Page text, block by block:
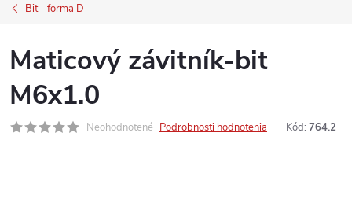
Bit - forma D
Maticový závitník-bit
M6x1.0
Neohodnotené Podrobnosti hodnotenia Kód: 764.2